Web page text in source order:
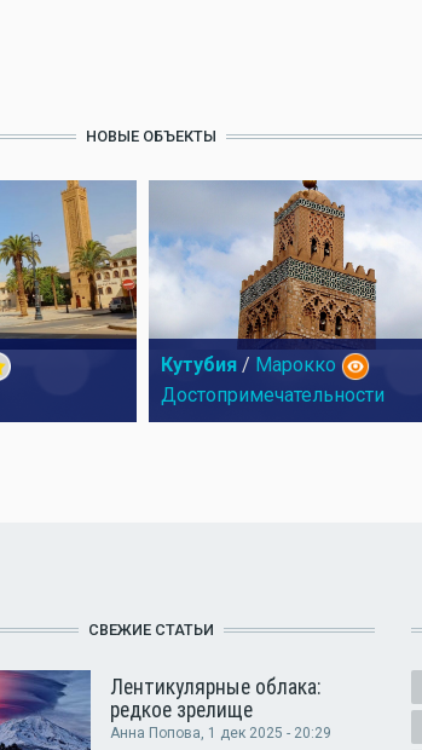
НОВЫЕ ОБЪЕКТЫ
Кутубия / Марокко
Достопримечательности
СВЕЖИЕ СТАТЬИ
Лентикулярные облака:
редкое зрелище
Анна Попова, 1 дек 2025 - 20:29